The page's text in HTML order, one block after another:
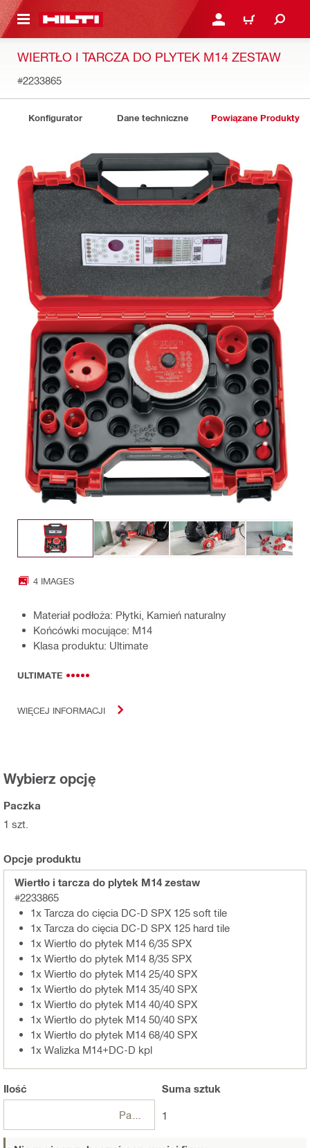
GŁÓWNEJ ZALOGUJ SIĘ LUB
KOSZYK
WIERTŁO I TARCZA DO PLYTEK M14 ZESTAW
#2233865
Konfigurator Dane techniczne Powiązane Produkty
4 IMAGES
Materiał podłoża: Płytki, Kamień naturalny
Końcówki mocujące: M14
Klasa produktu: Ultimate
ULTIMATE
WIĘCEJ INFORMACJI
Wybierz opcję
Paczka
1 szt.
Opcje produktu
Wiertło i tarcza do plytek M14 zestaw
#2233865
1x Tarcza do cięcia DC-D SPX 125 soft tile
1x Tarcza do cięcia DC-D SPX 125 hard tile
1x Wiertło do płytek M14 6/35 SPX
1x Wiertło do płytek M14 8/35 SPX
1x Wiertło do płytek M14 25/40 SPX
1x Wiertło do płytek M14 35/40 SPX
1x Wiertło do płytek M14 40/40 SPX
1x Wiertło do płytek M14 50/40 SPX
1x Wiertło do płytek M14 68/40 SPX
1x Walizka M14+DC-D kpl
Ilość Suma sztuk
1